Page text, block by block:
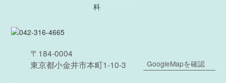
〒184-0004
東京都小金井市本町1-10-3
GoogleMapを確認